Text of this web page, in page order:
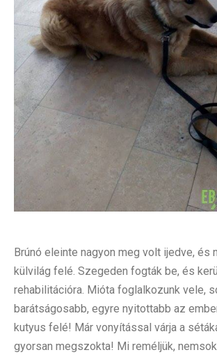
Brúnó eleinte nagyon meg volt ijedve, és
külvilág felé. Szegeden fogták be, és
rehabilitációra. Mióta foglalkozunk vele,
barátságosabb, egyre nyitottabb az
kutyus felé! Már vonyítással várja a
gyorsan megszokta! Mi reméljük,